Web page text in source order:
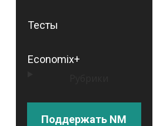
Тесты
Economix+
Поддержать NM